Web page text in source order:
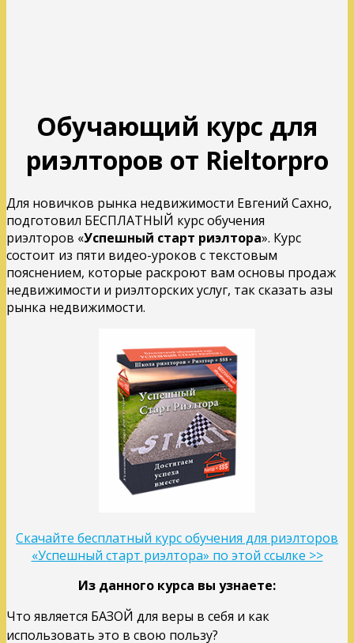
Обучающий курс для
риэлторов от Rieltorpro
Для новичков рынка недвижимости Евгений Сахно,
подготовил БЕСПЛАТНЫЙ курс обучения
риэлторов «Успешный старт риэлтора». Курс
состоит из пяти видео-уроков с текстовым
пояснением, которые раскроют вам основы продаж
недвижимости и риэлторских услуг, так сказать азы
рынка недвижимости.
Скачайте бесплатный курс обучения для риэлторов
«Успешный старт риэлтора» по этой ссылке >>
Из данного курса вы узнаете:
Что является БАЗОЙ для веры в себя и как
использовать это в свою пользу?